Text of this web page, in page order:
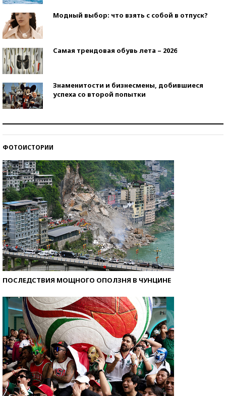
Модный выбор: что взять с собой в отпуск?
Самая трендовая обувь лета – 2026
Знаменитости и бизнесмены, добившиеся
успеха со второй попытки
ФОТОИСТОРИИ
ПОСЛЕДСТВИЯ МОЩНОГО ОПОЛЗНЯ В ЧУНЦИНЕ